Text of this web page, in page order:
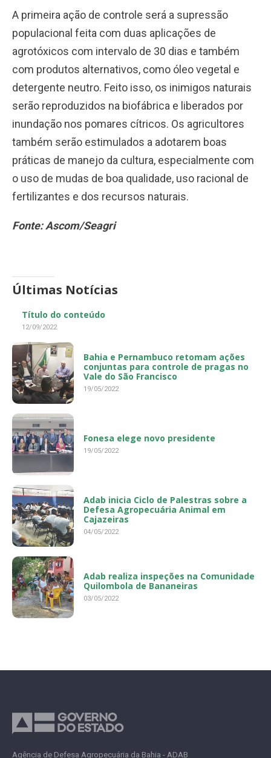
A primeira ação de controle será a supressão
populacional feita com duas aplicações de
agrotóxicos com intervalo de 30 dias e também
com produtos alternativos, como óleo vegetal e
detergente neutro. Feito isso, os inimigos naturais
serão reproduzidos na biofábrica e liberados por
inundação nos pomares cítricos. Os agricultores
também serão estimulados a adotarem boas
práticas de manejo da cultura, especialmente com
o uso de mudas de boa qualidade, uso racional de
fertilizantes e dos recursos naturais.
Fonte: Ascom/Seagri
Últimas Notícias
Título do conteúdo
12/09/2022
Bahia e Pernambuco retomam ações
conjuntas para controle de pragas no
Vale do São Francisco
19/05/2022
Fonesa elege novo presidente
19/05/2022
Adab inicia Ciclo de Palestras sobre a
Defesa Agropecuária Animal em
Cajazeiras
04/05/2022
Adab realiza inspeções na Comunidade
Quilombola de Bananeiras
03/05/2022
Agência de Defesa Agropecuária da Bahia - ADAB